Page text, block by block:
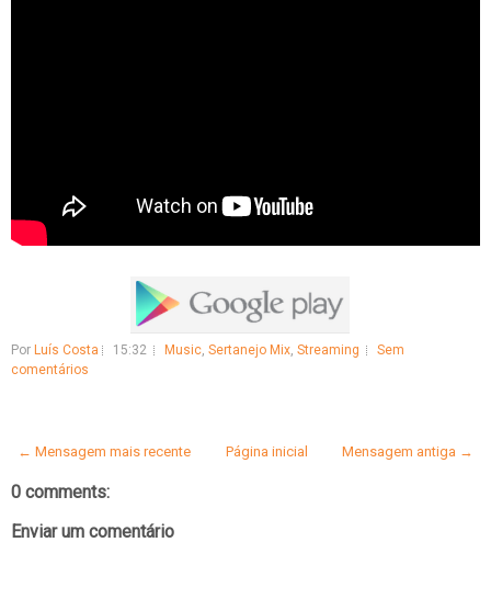
Por Luís Costa 15:32 Music, Sertanejo Mix, Streaming
Sem
comentários
← Mensagem mais recente Mensagem antiga →
Página inicial
0 comments:
Enviar um comentário